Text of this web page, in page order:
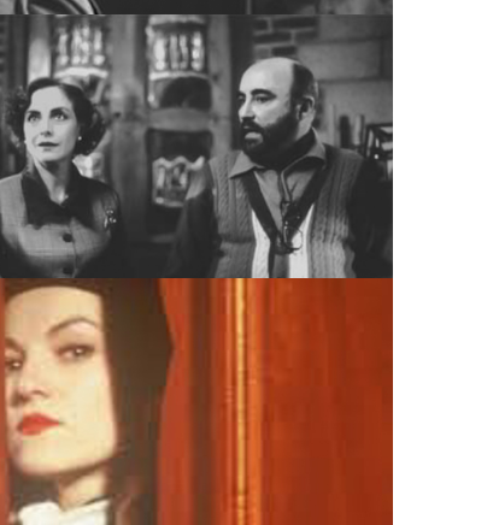
MIEDO, ARCHIVO TELEVICINE
LLENO DE MIEDO, ARCHIVO TELEVICINE